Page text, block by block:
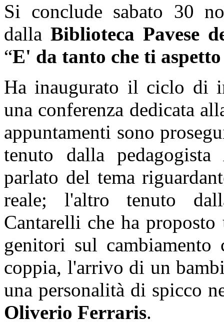
Si conclude sabato 30
dallaBiblioteca Pavese
“E' da tanto che ti
Ha inaugurato il ciclo di
una conferenza dedicata
appuntamenti sono
tenuto dalla
parlato del tema
reale; l'altro tenuto
Cantarelli che ha
genitori sul
coppia, l'arrivo di un
una personalità di spicco
Oliverio Ferraris.